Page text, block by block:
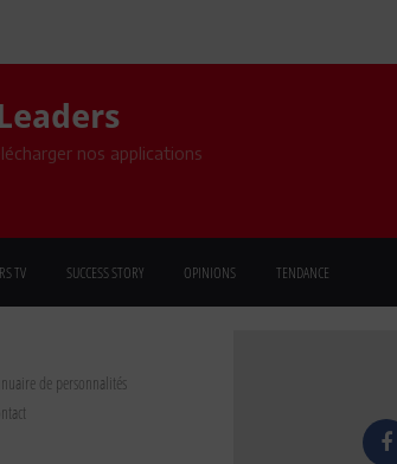
nos applications
TV SUCCESS STORY OPINIONS TENDANCE
de personnalités